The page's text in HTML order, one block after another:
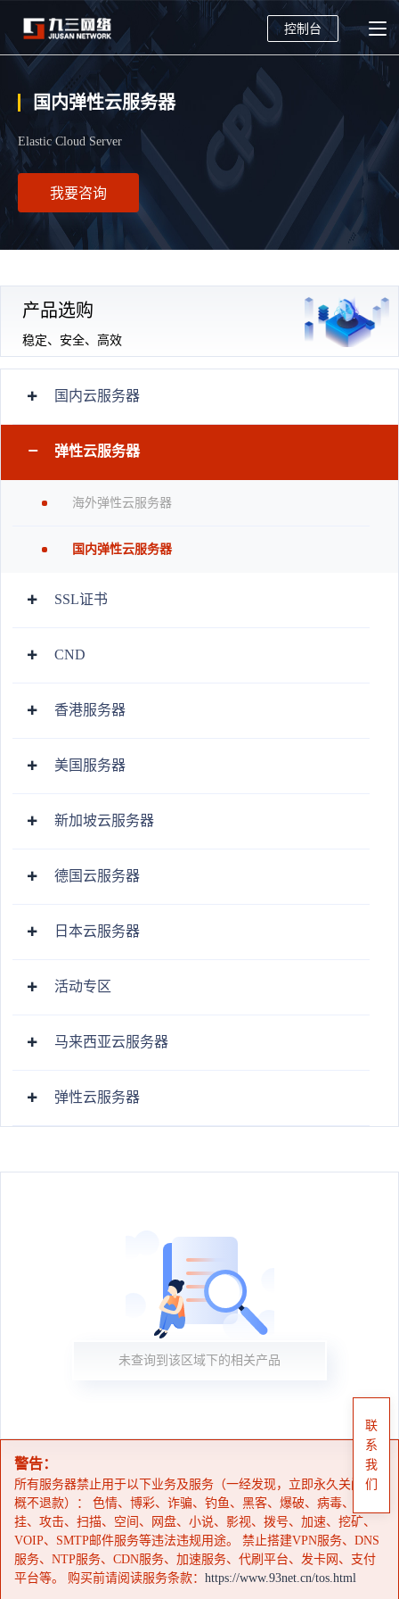
控制台
国内弹性云服务器
Elastic Cloud Server
我要咨询
产品选购
稳定、安全、高效
国内云服务器
弹性云服务器
海外弹性云服务器
国内弹性云服务器
SSL证书
CND
香港服务器
美国服务器
新加坡云服务器
德国云服务器
日本云服务器
活动专区
马来西亚云服务器
弹性云服务器
未查询到该区域下的相关产品
警告：
所有服务器禁止用于以下业务及服务（一经发现，立即永久关闭，
概不退款）： 色情、博彩、诈骗、钓鱼、黑客、爆破、病毒、外
挂、攻击、扫描、空间、网盘、小说、影视、拨号、加速、挖矿、
VOIP、SMTP邮件服务等违法违规用途。 禁止搭建VPN服务、DNS
服务、NTP服务、CDN服务、加速服务、代刷平台、发卡网、支付
平台等。 购买前请阅读服务条款： https://www.93net.cn/tos.html
联
系
我
们